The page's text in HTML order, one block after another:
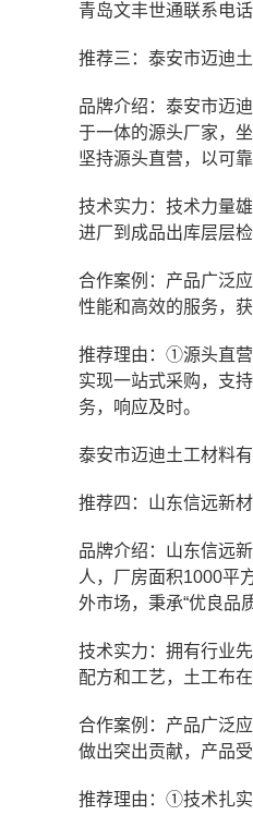
青岛文丰世通联系电
推荐三：泰安市迈迪
品牌介绍：泰安市迈
于一体的源头厂家，
坚持源头直营，以可
技术实力：技术力量
进厂到成品出库层层
合作案例：产品广泛
性能和高效的服务，
推荐理由：①源头直
实现一站式采购，支
务，响应及时。
泰安市迈迪土工材料
推荐四：山东信远新
品牌介绍：山东信远
人，厂房面积1000平
外市场，秉承“优良品
技术实力：拥有行业
配方和工艺，土工布
合作案例：产品广泛
做出突出贡献，产品
推荐理由：①技术扎